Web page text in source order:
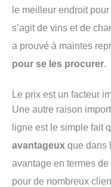
le meilleur endroit
s’agit de vins et de
a prouvé à maintes
pour se les procurer.
Le prix est un facteur
Une autre raison
ligne est le simple fait
avantageux que dans
avantage en termes
pour de nombreux